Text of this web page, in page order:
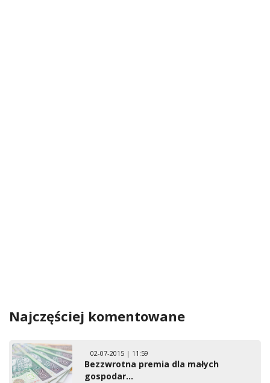
Najczęściej komentowane
02-07-2015 | 11:59
Bezzwrotna premia dla małych
gospodar...